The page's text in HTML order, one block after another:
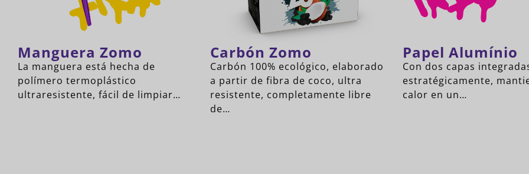
Manguera Zomo
La manguera está hecha de
polímero termoplástico
ultraresistente, fácil de limpiar…
Carbón Zomo
Carbón 100% ecológico, elaborado
a partir de fibra de coco, ultra
resistente, completamente libre
de…
Papel Alumínio
Con dos capas
estratégicamente,
calor en un…